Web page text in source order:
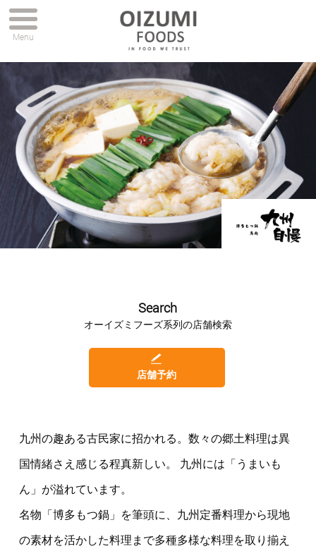
Menu
Search
オーイズミフーズ系列の店舗検索
店舗予約
九州の趣ある古民家に招かれる。数々の郷土料理は異
国情緒さえ感じる程真新しい。 九州には「うまいも
ん」が溢れています。
名物「博多もつ鍋」を筆頭に、九州定番料理から現地
の素材を活かした料理まで多種多様な料理を取り揃え